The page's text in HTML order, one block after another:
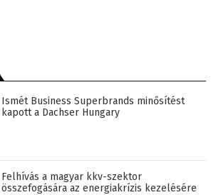
Ismét Business Superbrands minősítést
kapott a Dachser Hungary
Felhívás a magyar kkv-szektor
összefogására az energiakrízis kezelésére